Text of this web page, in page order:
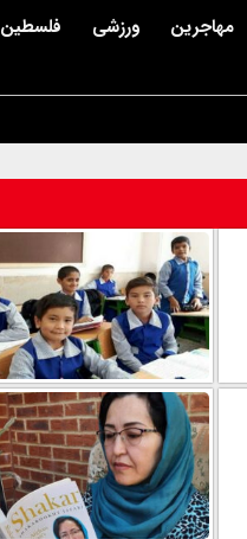
مهاجرین ورزشی فلسطین